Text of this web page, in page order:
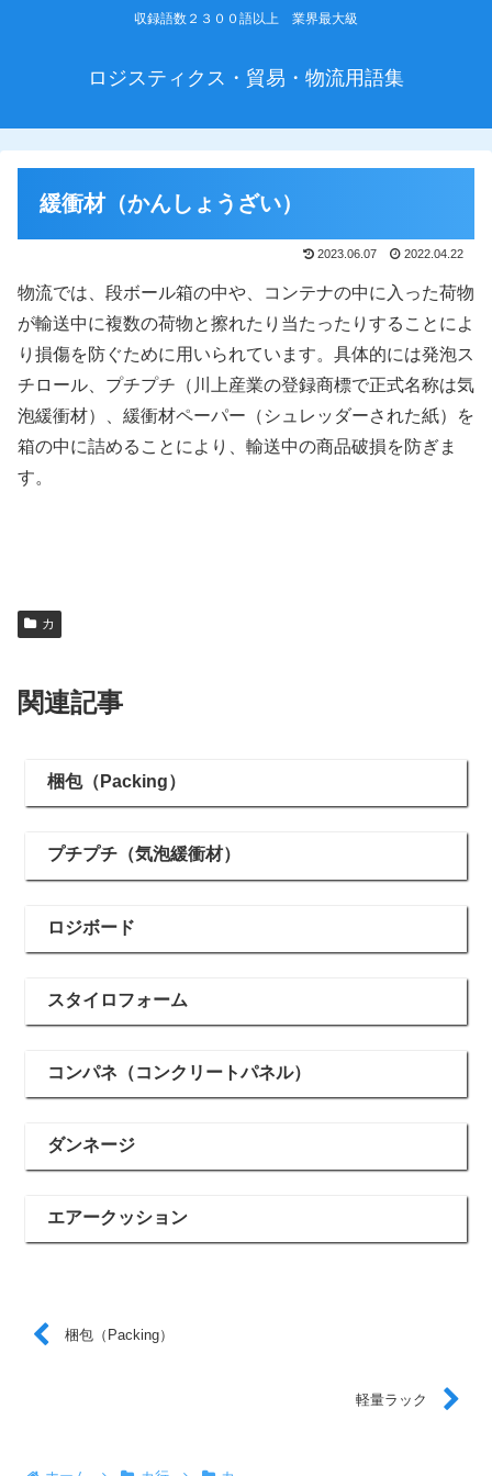
収録語数２３００語以上 業界最大級
ロジスティクス・貿易・物流用語集
緩衝材（かんしょうざい）
2023.06.07 2022.04.22
物流では、段ボール箱の中や、コンテナの中に入った荷物
が輸送中に複数の荷物と擦れたり当たったりすることによ
り損傷を防ぐために用いられています。具体的には発泡ス
チロール、プチプチ（川上産業の登録商標で正式名称は気
泡緩衝材）、緩衝材ペーパー（シュレッダーされた紙）を
箱の中に詰めることにより、輸送中の商品破損を防ぎま
す。
カ
関連記事
梱包（Packing）
プチプチ（気泡緩衝材）
ロジボード
スタイロフォーム
コンパネ（コンクリートパネル）
ダンネージ
エアークッション
梱包（Packing）
軽量ラック